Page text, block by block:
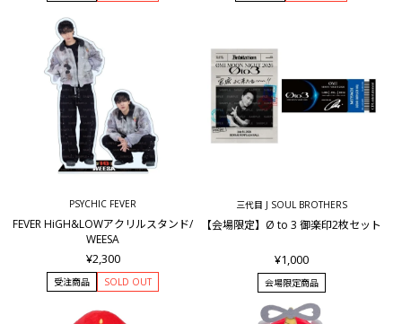
PSYCHIC FEVER
FEVER HiGH&LOWアクリルスタンド/
WEESA
¥2,300
受注商品 SOLD OUT
三代目 J SOUL BROTHERS
【会場限定】Ø to 3 御楽印2枚セット
¥1,000
会場限定商品